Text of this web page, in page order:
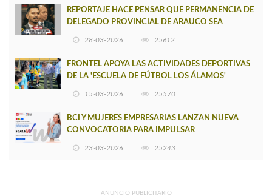
REPORTAJE HACE PENSAR QUE PERMANENCIA DE
DELEGADO PROVINCIAL DE ARAUCO SEA
28-03-2026 25612
FRONTEL APOYA LAS ACTIVIDADES DEPORTIVAS
DE LA 'ESCUELA DE FÚTBOL LOS ÁLAMOS'
15-03-2026 25570
BCI Y MUJERES EMPRESARIAS LANZAN NUEVA
CONVOCATORIA PARA IMPULSAR
23-03-2026 25243
ANUNCIO PUBLICITARIO